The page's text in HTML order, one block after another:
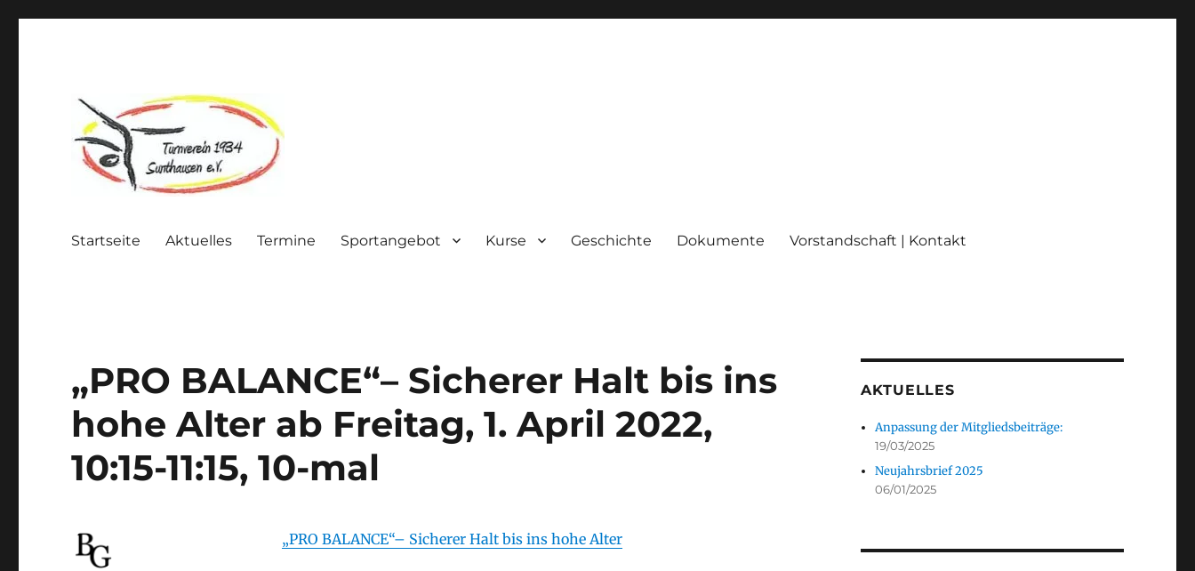
Startseite Aktuelles Termine Sportangebot Kurse Geschichte Dokumente Vorstandschaft | Kontakt
„PRO BALANCE“– Sicherer Halt bis ins
hohe Alter ab Freitag, 1. April 2022,
10:15-11:15, 10-mal
„PRO BALANCE“– Sicherer Halt bis ins hohe Alter
AKTUELLES
Anpassung der Mitgliedsbeiträge:
19/03/2025
Neujahrsbrief 2025
06/01/2025